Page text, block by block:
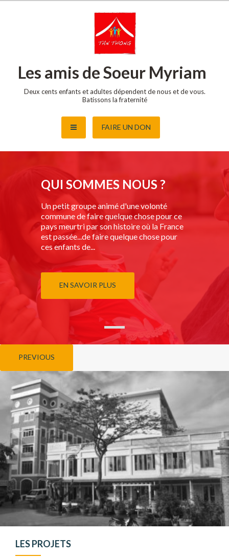
Les amis de Soeur Myriam
Deux cents enfants et adultes dépendent de nous et de vous.
Batissons la fraternité
FAIRE UN DON
QUI SOMMES NOUS ?
Un petit groupe animé d'une volonté
commune de faire quelque chose pour ce
pays meurtri par son histoire où la France
est passée...de faire quelque chose pour
ces enfants de...
EN SAVOIR PLUS
PREVIOUS
LES PROJETS